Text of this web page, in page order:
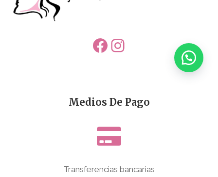
Facebook
Instagram
Medios De Pago
Transferencias bancarias